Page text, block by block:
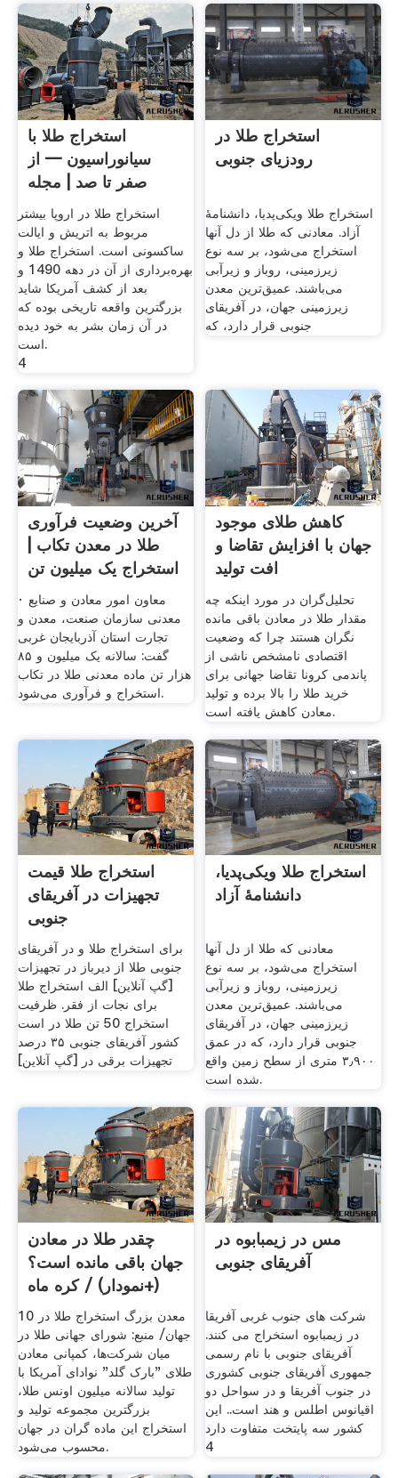
استخراج طلا با
سیانوراسیون — از
صفر تا صد | مجله
فرادرس
استخراج طلا در اروپا بیشتر
مربوط به اتریش و ایالت
ساکسونی است. استخراج طلا و
بهره‌برداری از آن در دهه 1490 و
بعد از کشف آمریکا شاید
بزرگترین واقعه‌ تاریخی بوده که
در آن زمان بشر به خود دیده
است.
4
استخراج طلا در
رودزیای جنوبی
استخراج طلا ویکی‌پدیا، دانشنامهٔ
آزاد. معادنی که طلا از دل آنها
استخراج می‌شود، بر سه نوع
زیرزمینی، روباز و زیرآبی
می‌باشند. عمیق‌ترین معدن
زیرزمینی جهان، در آفریقای
جنوبی قرار دارد، که
آخرین وضعیت فرآوری
طلا در معدن تکاب |
استخراج یک میلیون تن
· معاون امور معادن و صنایع
معدنی سازمان صنعت، معدن و
تجارت استان آذربایجان غربی
گفت: سالانه یک میلیون و ۸۵
هزار تن ماده معدنی طلا در تکاب
استخراج و فرآوری می‌شود.
کاهش طلای موجود
جهان با افزایش تقاضا و
افت تولید
تحلیل‌گران در مورد اینکه چه
مقدار طلا در معادن باقی مانده
نگران هستند چرا که وضعیت
اقتصادی نامشخص ناشی از
پاندمی کرونا تقاضا جهانی برای
خرید طلا را بالا برده و تولید
معادن کاهش یافته است.
استخراج طلا قیمت
تجهیزات در آفریقای
جنوبی
برای استخراج طلا و در آفریقای
جنوبی طلا از دیرباز در تجهیزات
[گپ آنلاین] الف استخراج طلا
برای نجات از فقر. ظرفیت
استخراج 50 تن طلا در است
کشور آفریقای جنوبی ۳۵ درصد
تجهیزات برقی در [گپ آنلاین]
استخراج طلا ویکی‌پدیا،
دانشنامهٔ آزاد
معادنی که طلا از دل آنها
استخراج می‌شود، بر سه نوع
زیرزمینی، روباز و زیرآبی
می‌باشند. عمیق‌ترین معدن
زیرزمینی جهان، در آفریقای
جنوبی قرار دارد، که در عمق
۳٫۹۰۰ متری از سطح زمین واقع
شده است.
چقدر طلا در معادن
جهان باقی مانده است؟
(+نمودار) / کره ماه
10 معدن بزرگ استخراج طلا در
جهان/ منبع: شورای جهانی طلا در
میان شرکت‌ها، کمپانی معادن
طلای "بارک گلد" نوادای آمریکا با
تولید سالانه میلیون اونس طلا،
بزرگترین مجموعه تولید و
استخراج این ماده گران در جهان
محسوب می‌شود.
مس در زیمبابوه در
آفریقای جنوبی
شرکت های جنوب غربی آفریقا
در زیمبابوه استخراج می کنند.
آفریقای جنوبی با نام رسمی
جمهوری آفریقای جنوبی کشوری
در جنوب آفریقا و در سواحل دو
اقیانوس اطلس و هند است.. این
کشور سه پایتخت متفاوت دارد
4